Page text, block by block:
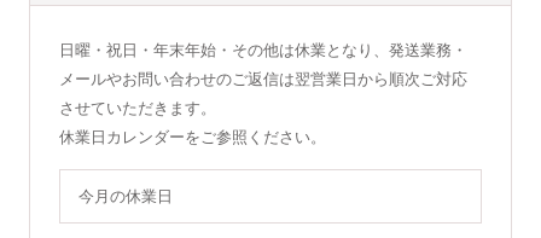
日曜・祝日・年末年始・その他は休業となり、発送業務・
メールやお問い合わせのご返信は翌営業日から順次ご対応
させていただきます。
休業日カレンダーをご参照ください。
今月の休業日